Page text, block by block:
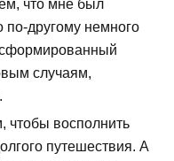
что мне был
по-другому немного
случаям,
чтобы восполнить
путешествия. А